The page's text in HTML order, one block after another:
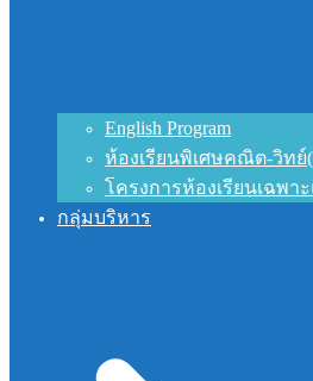
English Program
ห้องเรียนพิเศษคณิต-วิทย์
โครงการห้องเรียนเฉพา
กลุ่มบริหาร